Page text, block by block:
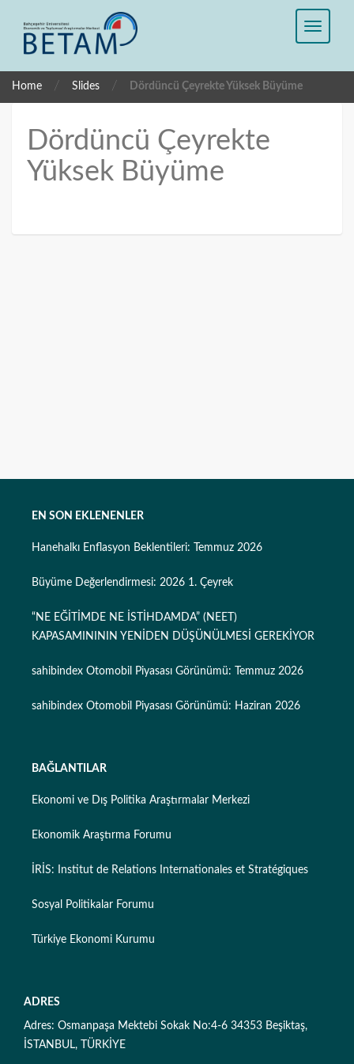
Home / Slides / Dördüncü Çeyrekte Yüksek Büyüme
Dördüncü Çeyrekte
Yüksek Büyüme
EN SON EKLENENLER
Hanehalkı Enflasyon Beklentileri: Temmuz 2026
Büyüme Değerlendirmesi: 2026 1. Çeyrek
“NE EĞİTİMDE NE İSTİHDAMDA” (NEET)
KAPASAMINININ YENİDEN DÜŞÜNÜLMESİ GEREKİYOR
sahibindex Otomobil Piyasası Görünümü: Temmuz 2026
sahibindex Otomobil Piyasası Görünümü: Haziran 2026
BAĞLANTILAR
Ekonomi ve Dış Politika Araştırmalar Merkezi
Ekonomik Araştırma Forumu
İRİS: Institut de Relations Internationales et Stratégiques
Sosyal Politikalar Forumu
Türkiye Ekonomi Kurumu
ADRES
Adres: Osmanpaşa Mektebi Sokak No:4-6 34353 Beşiktaş,
İSTANBUL, TÜRKİYE